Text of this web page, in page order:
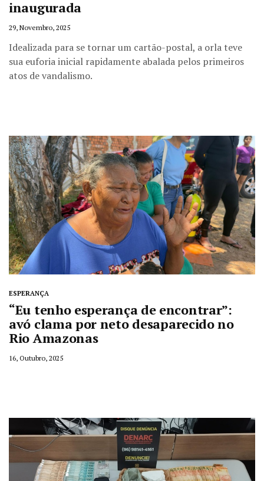
inaugurada
29, Novembro, 2025
Idealizada para se tornar um cartão-postal, a orla teve
sua euforia inicial rapidamente abalada pelos primeiros
atos de vandalismo.
ESPERANÇA
“Eu tenho esperança de encontrar”:
avó clama por neto desaparecido no
Rio Amazonas
16, Outubro, 2025